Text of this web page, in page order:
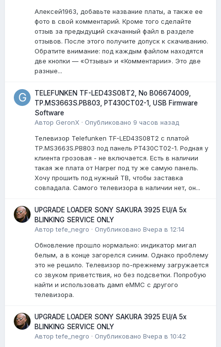
Алексей1963, добавьте название платы, а также ее
фото в свой комментарий. Кроме того сделайте
отзыв за предыдущий скачанный файл в разделе
отзывов. После этого получите допуск к скачиванию.
Обратите внимание: под каждым файлом находятся
две кнопки — «Отзывы» и «Комментарии». Это две
разные...
TELEFUNKEN TF-LED43S08T2, No B06674009,
TP.MS3663S.PB803, PT430CT02-1, USB Firmware
Software
Автор GeronX · Опубликовано 9 часов назад
Телевизор Telefunken TF-LED43S08T2 с платой
TP.MS3663S.PB803 под панель PT430CT02-1. Родная у
клиента грозовая - не включается. Есть в наличии
такая же плата от Harper под ту же самую панель.
Хочу прошить под нужный ТВ, чтобы заставка
совпадала. Самого телевизора в наличии нет, он...
UPGRADE LOADER SONY SAKURA 3925 EU/A 5x
BLINKING SERVICE ONLY
Авторtefe_negro · Опубликовано Вчера в 12:14
Обновление прошло нормально: индикатор мигал
белым, а в конце загорелся синим. Однако проблему
это не решило. Телевизор по-прежнему загружается
со звуком приветствия, но без подсветки. Попробую
найти и использовать дамп eMMC с другого
телевизора.
UPGRADE LOADER SONY SAKURA 3925 EU/A 5x
BLINKING SERVICE ONLY
Авторtefe_negro · Опубликовано Вчера в 10:42